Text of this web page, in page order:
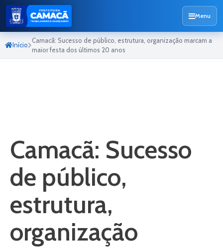
Menu
Início
Camacã: Sucesso de público, estrutura, organização marcam a
maior festa dos últimos 20 anos
Camacã: Sucesso
de público,
estrutura,
organização